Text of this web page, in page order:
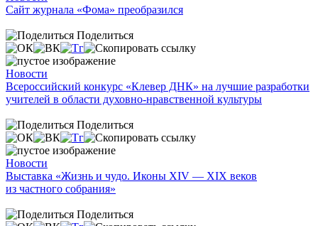
Сайт журнала «Фома» преобразился
Поделиться
Новости
Всероссийский конкурс «Клевер ДНК» на лучшие разработки
учителей в области духовно-нравственной культуры
Поделиться
Новости
Выставка «Жизнь и чудо. Иконы XIV — XIX веков
из частного собрания»
Поделиться